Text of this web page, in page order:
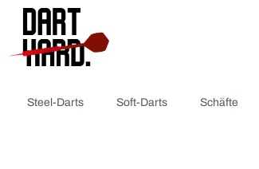
Steel-Darts Soft-Darts Schäfte